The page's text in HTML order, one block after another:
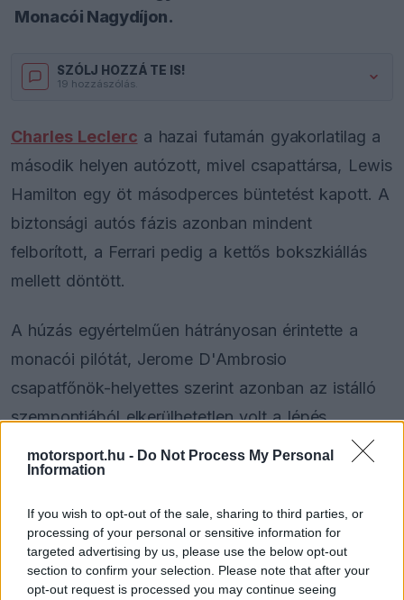
motorsport.hu - Do Not Process My Personal
Information
If you wish to opt-out of the sale, sharing to third parties, or
processing of your personal or sensitive information for
targeted advertising by us, please use the below opt-out
section to confirm your selection. Please note that after your
opt-out request is processed you may continue seeing
Monacói Nagydíjon.
SZÓLJ HOZZÁ TE IS!
19 hozzászólás.
Charles Leclerc a hazai futamán gyakorlatilag a
második helyen autózott, mivel csapattársa, Lewis
Hamilton egy öt másodperces büntetést kapott. A
biztonsági autós fázis azonban mindent
felborított, a Ferrari pedig a kettős bokszkiállás
mellett döntött.
A húzás egyértelműen hátrányosan érintette a
monacói pilótát, Jerome D'Ambrosio
csapatfőnök-helyettes szerint azonban az istálló
szempontjából elkerülhetetlen volt a lépés.
Video
Player
is
loading.
is
a
modal
the server or network failed or because the format
is not supported.